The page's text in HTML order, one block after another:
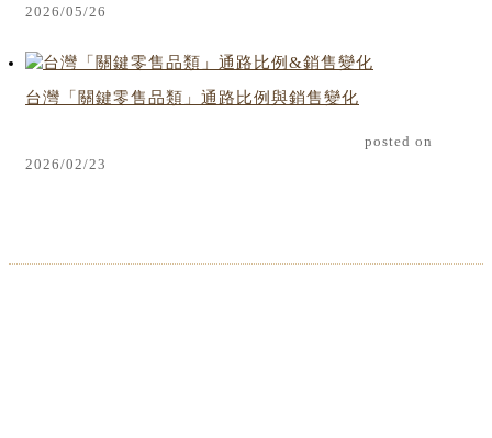
2026/05/26
台灣「關鍵零售品類」通路比例與銷售變化
posted on
2026/02/23